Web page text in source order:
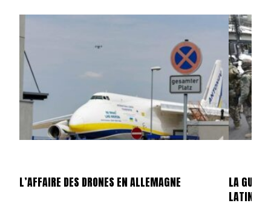
L’AFFAIRE DES DRONES EN ALLEMAGNE
LA
LATINE